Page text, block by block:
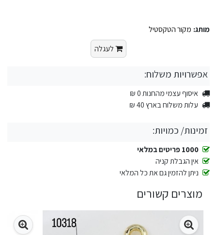
מותג: מקור הטקסטיל
לעגלה
אפשרויות משלוח:
איסוף עצמי מהחנות 0 ₪
עלות משלוח בארץ 40 ₪
זמינות/ כמויות:
1000 פריטים במלאי
אין הגבלת קניה
ניתן להזמין גם את כל המלאי
מוצרים קשורים